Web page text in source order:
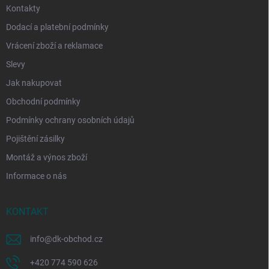
Kontakty
Dodací a platební podmínky
Vrácení zboží a reklamace
Slevy
Jak nakupovat
Obchodní podmínky
Podmínky ochrany osobních údajů
Pojištění zásilky
Montáž a výnos zboží
Informace o nás
KONTAKT
info@dk-obchod.cz
+420 774 590 626